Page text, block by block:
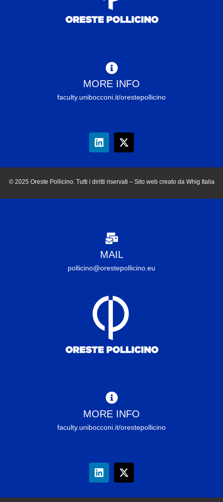
MORE INFO
faculty.unibocconi.it/orestepollicino
© 2025 Oreste Pollicino. Tutti i diritti riservati – Sito web creato da Whig Italia
MAIL
pollicino@orestepollicino.eu
MORE INFO
faculty.unibocconi.it/orestepollicino